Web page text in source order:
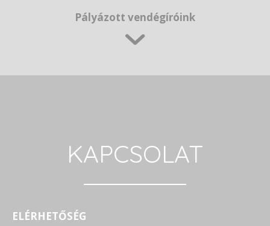
Pályázott vendégíróink
KAPCSOLAT
ELÉRHETŐSÉG